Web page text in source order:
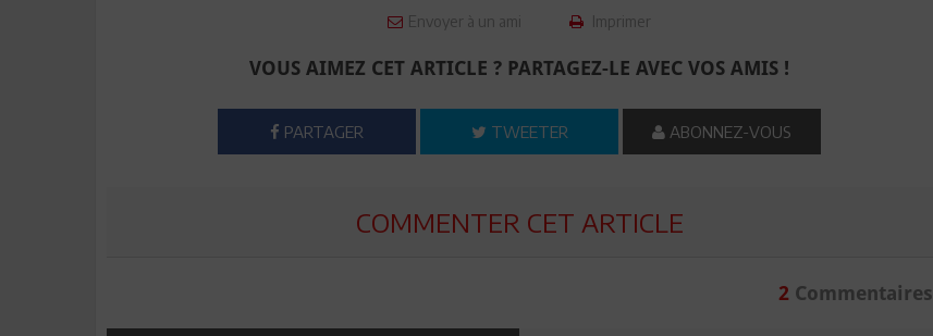
Envoyer à un ami Imprimer
VOUS AIMEZ CET ARTICLE ? PARTAGEZ-LE AVEC VOS AMIS !
PARTAGER TWEETER ABONNEZ-VOUS
COMMENTER CET ARTICLE
2Commentaires